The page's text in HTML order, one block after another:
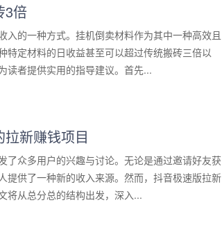
3倍
的一种方式。挂机倒卖材料作为其中一种高效且
特定材料的日收益甚至可以超过传统搬砖三倍以
读者提供实用的指导建议。首先...
新赚钱项目
了众多用户的兴趣与讨论。无论是通过邀请好友获
提供了一种新的收入来源。然而，抖音极速版拉新
将从总分总的结构出发，深入...